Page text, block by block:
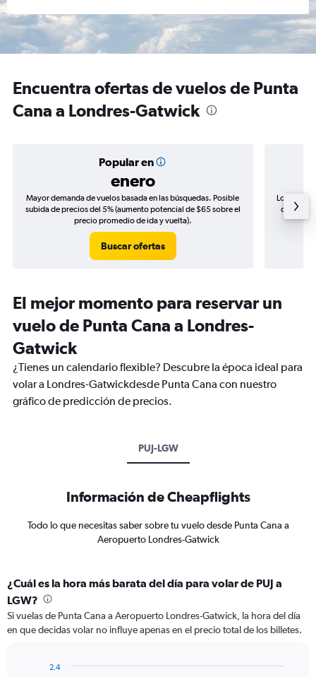
Encuentra ofertas de vuelos de Punta
Cana a Londres-Gatwick
Popular en
enero
Mayor demanda de vuelos basada en las búsquedas. Posible
subida de precios del 5% (aumento potencial de $65 sobre el
precio promedio de ida y vuelta).
Buscar ofertas
Los
de
El mejor momento para reservar un
vuelo de Punta Cana a Londres-
Gatwick
¿Tienes un calendario flexible? Descubre la época ideal para
volar a Londres-Gatwickdesde Punta Cana con nuestro
gráfico de predicción de precios.
PUJ-LGW
Información de Cheapflights
Todo lo que necesitas saber sobre tu vuelo desde Punta Cana a
Aeropuerto Londres-Gatwick
¿Cuál es la hora más barata del día para volar de PUJ a
LGW?
Si vuelas de Punta Cana a Aeropuerto Londres-Gatwick, la hora del día
en que decidas volar no influye apenas en el precio total de los billetes.
2.4